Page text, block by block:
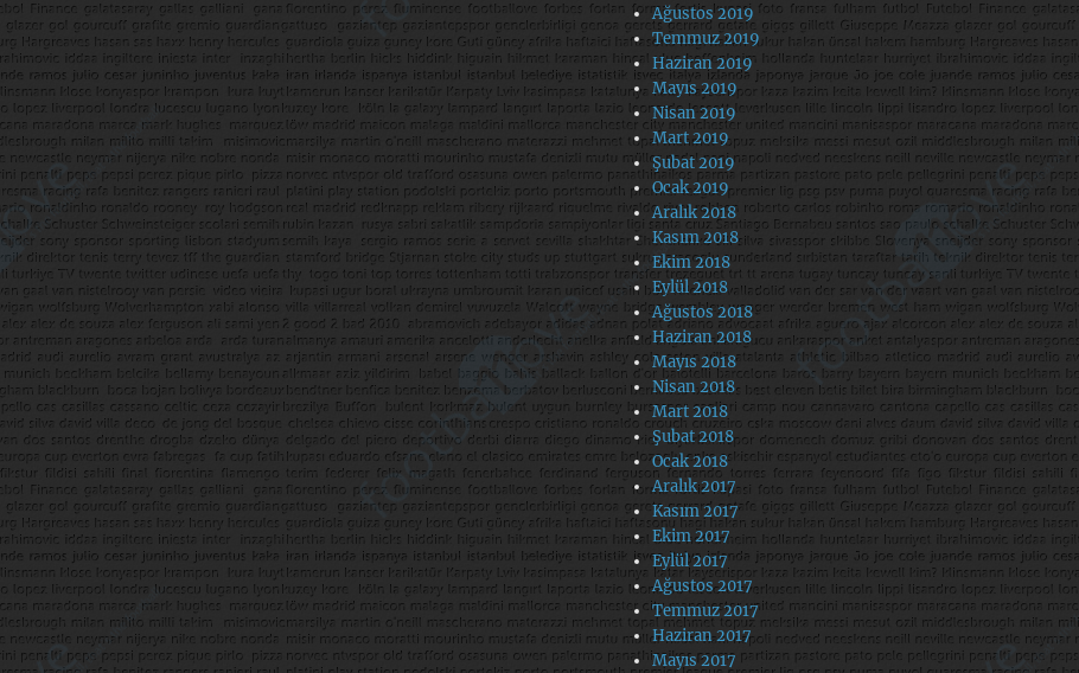
Ağustos 2019
Temmuz 2019
Haziran 2019
Mayıs 2019
Nisan 2019
Mart 2019
Şubat 2019
Ocak 2019
Aralık 2018
Kasım 2018
Ekim 2018
Eylül 2018
Ağustos 2018
Haziran 2018
Mayıs 2018
Nisan 2018
Mart 2018
Şubat 2018
Ocak 2018
Aralık 2017
Kasım 2017
Ekim 2017
Eylül 2017
Ağustos 2017
Temmuz 2017
Haziran 2017
Mayıs 2017